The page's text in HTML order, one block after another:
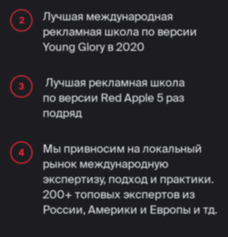
Лучшая международная
рекламная школа по версии
Young Glory в 2020
Лучшая рекламная школа
по версии Red Apple 5 раз
подряд
Мы привносим на локальный
рынок международную
экспертизу, подход и практики.
200+ топовых экспертов из
России, Америки и Европы и тд.